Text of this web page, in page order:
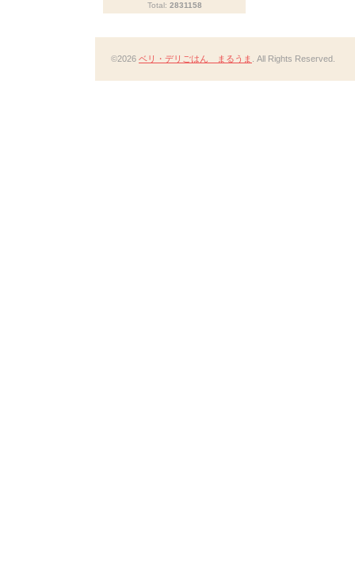
Total: 2831158
©2026 ベリ・デリごはん まるうま . All Rights Reserved.